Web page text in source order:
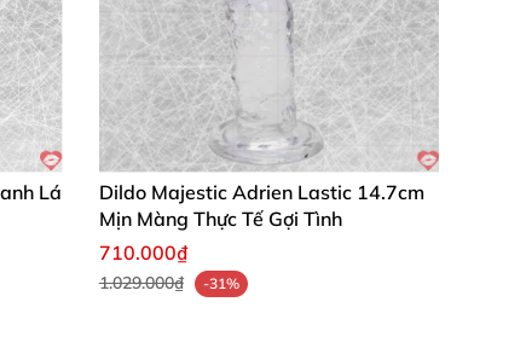
thì tuyệt vời, thư giãn hết nấc sau ngày
tôi để nâng tầm khoái lạc cá nhân . Mua
Lá
Dildo Majestic Adrien Lastic 14.7cm
Mịn Màng Thực Tế Gợi Tình
710.000₫
1.029.000₫ -31%